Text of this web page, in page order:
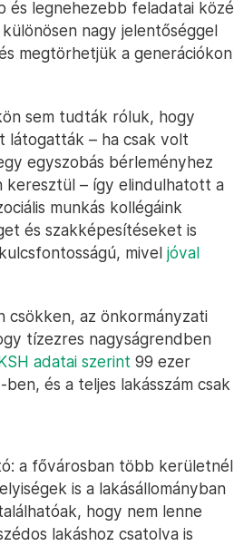
és legnehezebb feladatai közé
nagy jelentőséggel
megtörhetjük a generációkon
sem tudták róluk, hogy
látogatták – ha csak volt
egyszobás bérleményhez
keresztül – így elindulhatott a
munkás kollégáink
és szakképesítéseket is
mivel jóval
csökken, az önkormányzati
tízezres nagyságrendben
adatai szerint 99 ezer
és a teljes lakásszám csak
a fővárosban több kerületnél
is a lakásállományban
hogy nem lenne
lakáshoz csatolva is